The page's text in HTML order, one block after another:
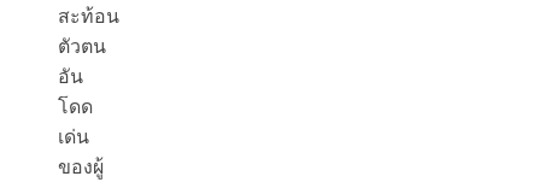
สะท้อน
ตัวตน
อัน
โดด
เด่น
ของผู้